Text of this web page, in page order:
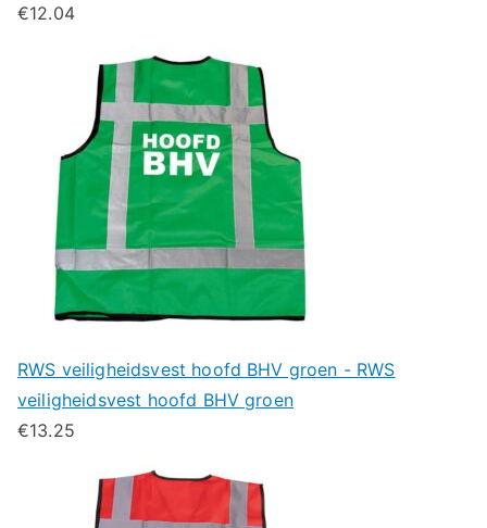
€12.04
RWS veiligheidsvest hoofd BHV groen - RWS
veiligheidsvest hoofd BHV groen
€13.25